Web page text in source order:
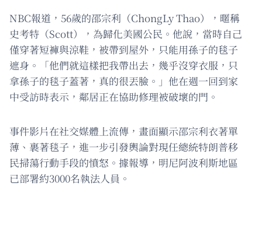
NBC報道，56歲的邵宗利（ChongLy Thao），暱稱
史考特（Scott），為歸化美國公民。他說，當時自己
僅穿著短褲與涼鞋，被帶到屋外，只能用孫子的毯子
遮身。「他們就這樣把我帶出去，幾乎沒穿衣服，只
拿孫子的毯子蓋著，真的很丟臉。」他在週一回到家
中受訪時表示，鄰居正在協助修理被破壞的門。
事件影片在社交媒體上流傳，畫面顯示邵宗利衣著單
薄、裹著毯子，進一步引發輿論對現任總統特朗普移
民掃蕩行動手段的憤怒。據報導，明尼阿波利斯地區
已部署約3000名執法人員。